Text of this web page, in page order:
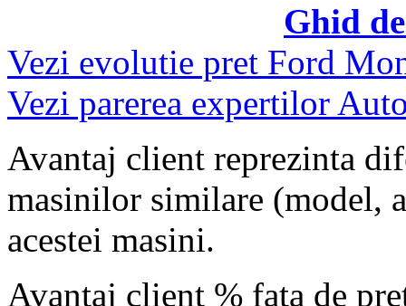
Ghid
Vezi evolutie pret Ford
Vezi parerea expertilor
Avantaj client reprezinta
masinilor similare (model,
acestei masini.
Avantaj client % fata de